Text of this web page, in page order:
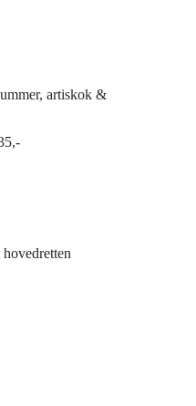
artiskok &